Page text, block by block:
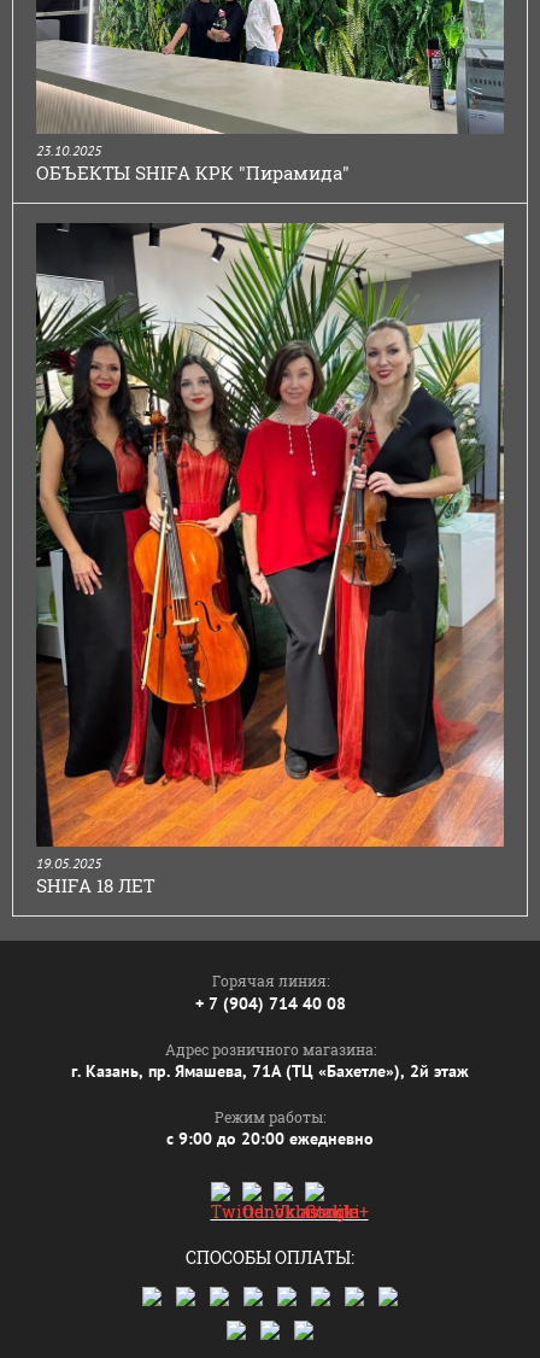
23.10.2025
ОБЪЕКТЫ SHIFA КРК "Пирамида"
19.05.2025
SHIFA 18 ЛЕТ
Горячая линия:
+ 7 (904) 714 40 08
Адрес розничного магазина:
г. Казань, пр. Ямашева, 71А (ТЦ «Бахетле»), 2й этаж
Режим работы:
с 9:00 до 20:00 ежедневно
СПОСОБЫ ОПЛАТЫ: